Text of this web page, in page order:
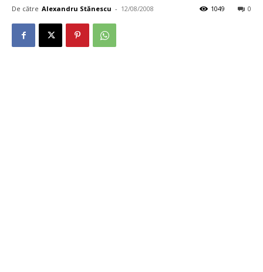
De către Alexandru Stănescu - 12/08/2008 0
1049